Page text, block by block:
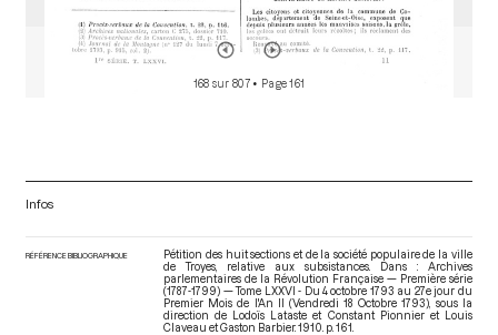
168 sur 807 • Page 161
Infos
RÉFÉRENCE BIBLIOGRAPHIQUE
Pétition des huit sections et de la société populaire de la ville
de Troyes, relative aux subsistances. Dans : Archives
parlementaires de la Révolution Française — Première série
(1787-1799) — Tome LXXVI - Du 4 octobre 1793 au 27e jour du
Premier Mois de l'An II (Vendredi 18 Octobre 1793) , sous la
direction de Lodoïs Lataste et Constant Pionnier et Louis
Claveau et Gaston Barbier. 1910. p. 161.